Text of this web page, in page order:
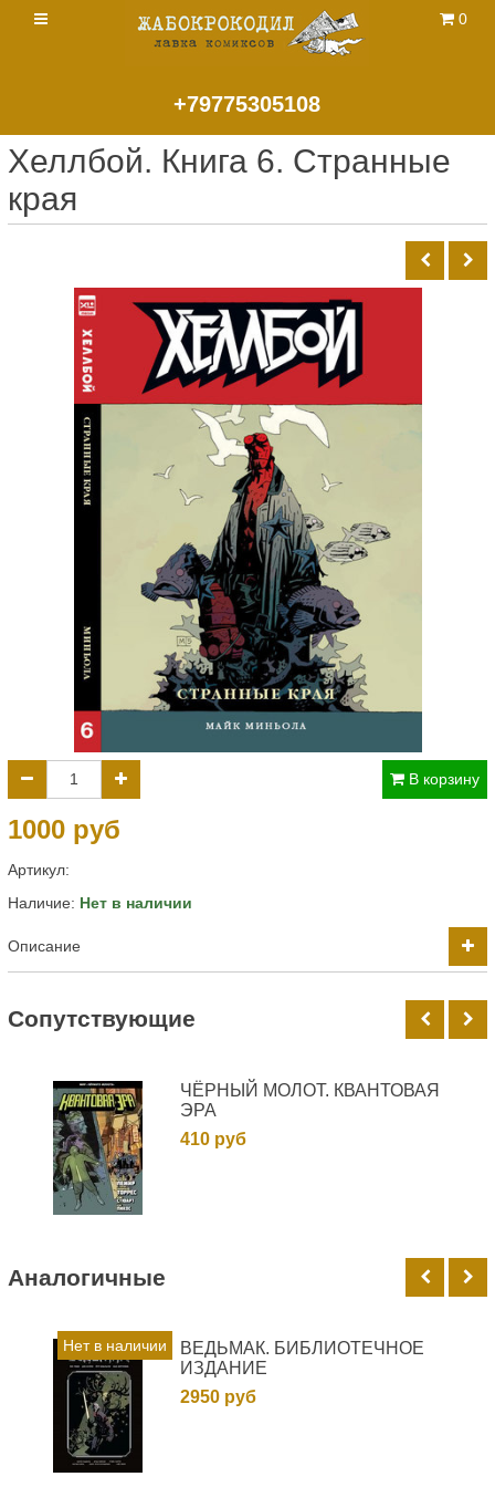
+79775305108
0
Хеллбой. Книга 6. Странные
края
В корзину
1000 руб
Артикул:
Наличие: Нет в наличии
Описание
Cопутствующие
ЧЁРНЫЙ МОЛОТ. КВАНТОВАЯ
ЭРА
410 руб
Аналогичные
Нет в наличии
ВЕДЬМАК. БИБЛИОТЕЧНОЕ
ИЗДАНИЕ
2950 руб